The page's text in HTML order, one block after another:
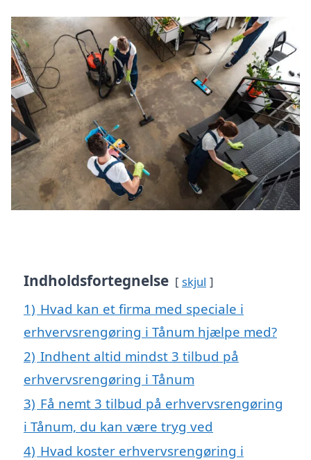
Indholdsfortegnelse skjul
1) Hvad kan et firma med speciale i
erhvervsrengøring i Tånum hjælpe med?
2) Indhent altid mindst 3 tilbud på
erhvervsrengøring i Tånum
3) Få nemt 3 tilbud på erhvervsrengøring
i Tånum, du kan være tryg ved
4) Hvad koster erhvervsrengøring i